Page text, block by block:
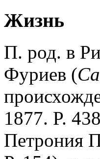
Жизнь
П. род. в
Фуриев (
1877. P.
Петрония